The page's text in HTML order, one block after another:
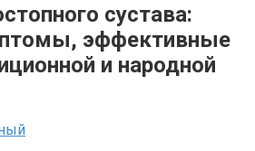
сустава:
эффективные
и народной